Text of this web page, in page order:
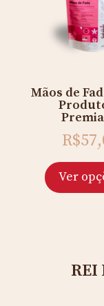
Mãos de
R$
Ver
REI